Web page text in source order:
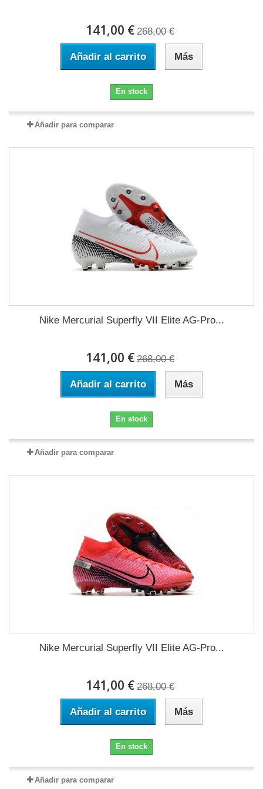
141,00 € 268,00 €
Añadir al carrito Más
En stock
Añadir para comparar
Nike Mercurial Superfly VII Elite AG-Pro...
141,00 € 268,00 €
Añadir al carrito Más
En stock
Añadir para comparar
Nike Mercurial Superfly VII Elite AG-Pro...
141,00 € 268,00 €
Añadir al carrito Más
En stock
Añadir para comparar